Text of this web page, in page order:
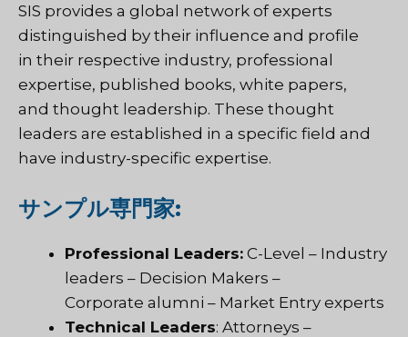
SIS provides a global network of experts
distinguished by their influence and profile
in their respective industry, professional
expertise, published books, white papers,
and thought leadership. These thought
leaders are established in a specific field and
have industry-specific expertise.
サンプル専門家:
Professional Leaders: C-Level – Industry
leaders – Decision Makers –
Corporate alumni – Market Entry experts
Technical Leaders: Attorneys –